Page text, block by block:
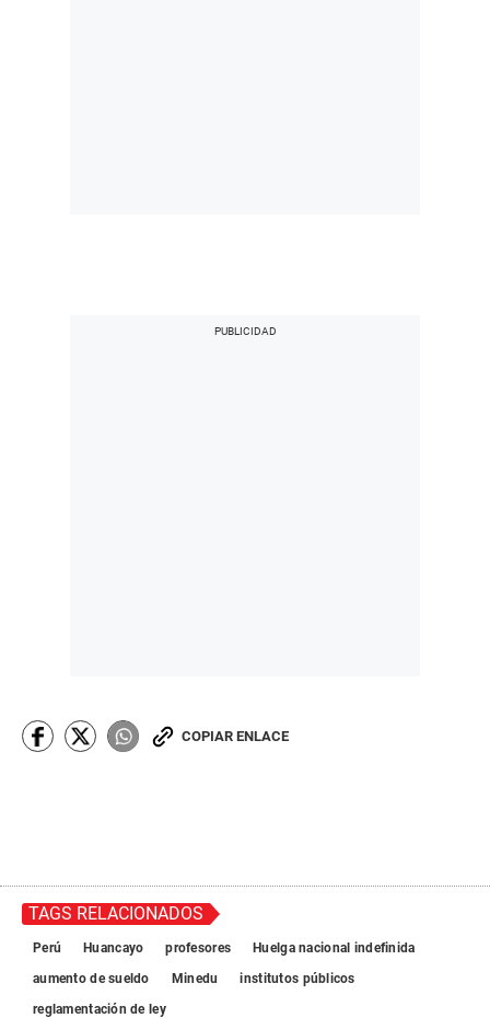
COPIAR ENLACE
TAGS RELACIONADOS
Perú Huancayo profesores
Huelga nacional indefinida
aumento de sueldo
Minedu
institutos públicos
reglamentación de ley